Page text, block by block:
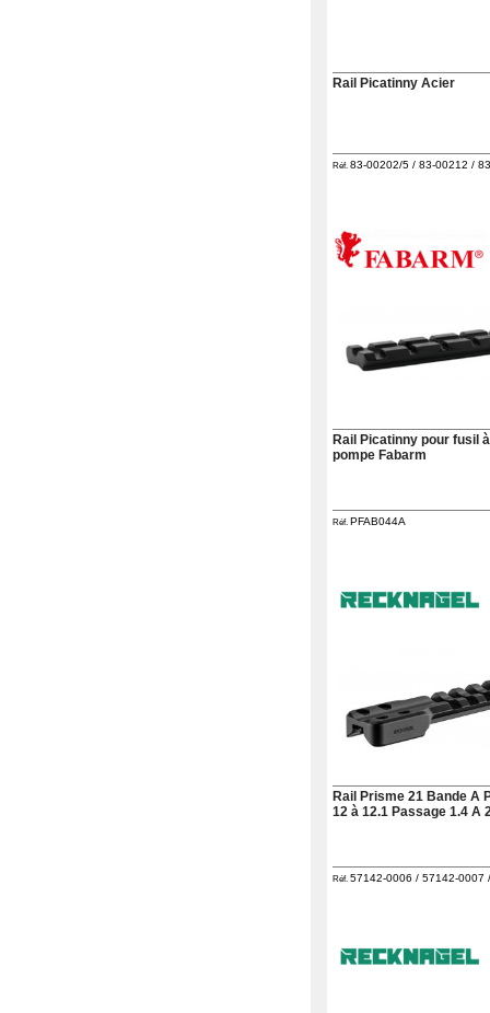
Rail Picatinny Acier
Réf. 83-00202/5 / 83-00212 /
Rail Picatinny pour fusil à
pompe Fabarm
Réf. PFAB044A
Rail Prisme 21 Bande A
12 à 12.1 Passage 1.4 A
Réf. 57142-0006 / 57142-0007